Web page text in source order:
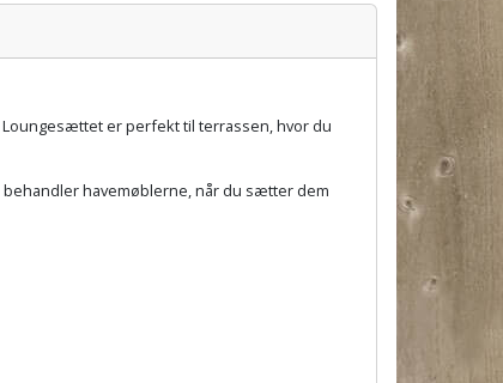
er perfekt til terrassen, hvor du
havemøblerne, når du sætter dem